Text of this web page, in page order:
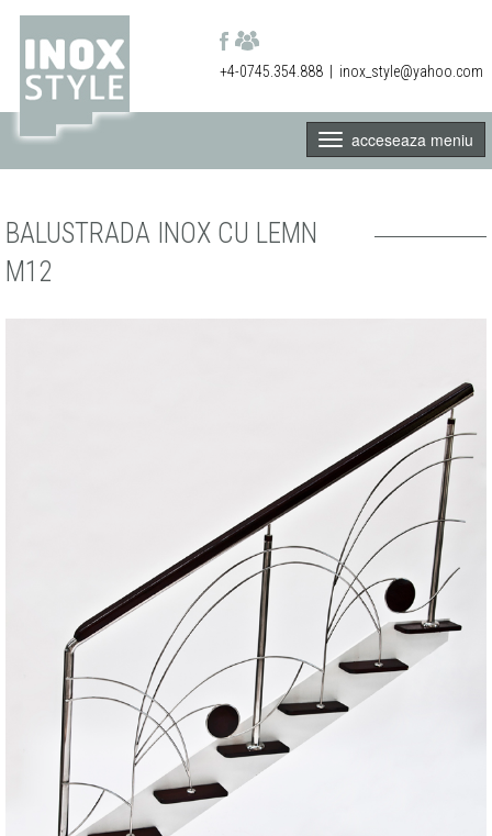
+4-0745.354.888 inox_style@yahoo.com
acceseaza meniu
BALUSTRADA INOX CU LEMN
M12